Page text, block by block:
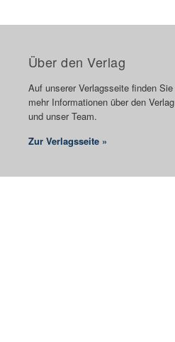
Über den Verlag
Auf unserer Verlagsseite finden Sie
mehr Informationen über den Verlag
und unser Team.
Zur Verlagsseite »